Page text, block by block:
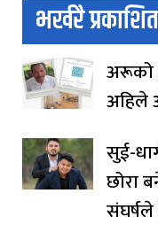
भर्खरै प्रकाशित
अरूको
अहिले
सुई-
छोरा